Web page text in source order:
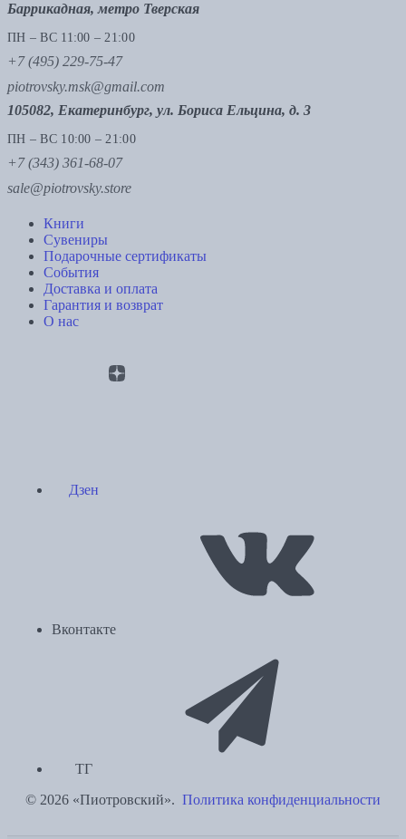
Баррикадная, метро Тверская
ПН – ВС 11:00 – 21:00
+7 (495) 229-75-47
piotrovsky.msk@gmail.com
105082, Екатеринбург, ул. Бориса Ельцина, д. 3
ПН – ВС 10:00 – 21:00
+7 (343) 361-68-07
sale@piotrovsky.store
Книги
Сувениры
Подарочные сертификаты
События
Доставка и оплата
Гарантия и возврат
О нас
Дзен
Вконтакте
ТГ
© 2026 «Пиотровский». Политика конфиденциальности